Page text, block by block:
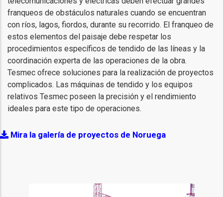
franqueos de obstáculos naturales cuando se encuentran
con ríos, lagos, fiordos, durante su recorrido. El franqueo de
estos elementos del paisaje debe respetar los
procedimientos específicos de tendido de las líneas y la
coordinación experta de las operaciones de la obra.
Tesmec ofrece soluciones para la realización de proyectos
complicados. Las máquinas de tendido y los equipos
relativos Tesmec poseen la precisión y el rendimiento
ideales para este tipo de operaciones.
Mira la galería de proyectos de Noruega